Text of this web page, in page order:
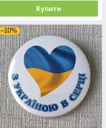
Купити
–10%